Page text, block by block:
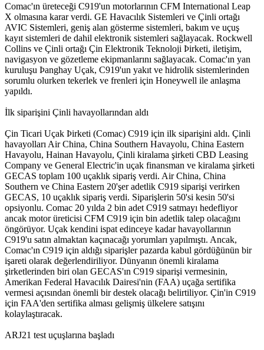
Comac'ın üreteceği C919'un motorlarının CFM International Leap
X olmasına karar verdi. GE Havacılık Sistemleri ve Çinli ortağı
AVIC Sistemleri, geniş alan gösterme sistemleri, bakım ve uçuş
kayıt sistemleri de dahil elektronik sistemleri sağlayacak. Rockwell
Collins ve Çinli ortağı Çin Elektronik Teknoloji Þirketi, iletişim,
navigasyon ve gözetleme ekipmanlarını sağlayacak. Comac'ın yan
kuruluşu Þanghay Uçak, C919'un yakıt ve hidrolik sistemlerinden
sorumlu olurken tekerlek ve frenleri için Honeywell ile anlaşma
yapıldı.
İlk siparişini Çinli havayollarından aldı
Çin Ticari Uçak Þirketi (Comac) C919 için ilk siparişini aldı. Çinli
havayolları Air China, China Southern Havayolu, China Eastern
Havayolu, Hainan Havayolu, Çinli kiralama şirketi CBD Leasing
Company ve General Electric'in uçak finansman ve kiralama şirketi
GECAS toplam 100 uçaklık sipariş verdi. Air China, China
Southern ve China Eastern 20'şer adetlik C919 siparişi verirken
GECAS, 10 uçaklık sipariş verdi. Siparişlerin 50'si kesin 50'si
opsiyonlu. Comac 20 yılda 2 bin adet C919 satmayı hedefliyor
ancak motor üreticisi CFM C919 için bin adetlik talep olacağını
öngörüyor. Uçak kendini ispat edinceye kadar havayollarının
C919'u satın almaktan kaçınacağı yorumları yapılmıştı. Ancak,
Comac'ın C919 için aldığı siparişler pazarda kabul gördüğünün bir
işareti olarak değerlendiriliyor. Dünyanın önemli kiralama
şirketlerinden biri olan GECAS'ın C919 siparişi vermesinin,
Amerikan Federal Havacılık Dairesi'nin (FAA) uçağa sertifika
vermesi açısından önemli bir destek olacağı belirtiliyor. Çin'in C919
için FAA'den sertifika alması gelişmiş ülkelere satışını
kolaylaştıracak.
ARJ21 test uçuşlarına başladı